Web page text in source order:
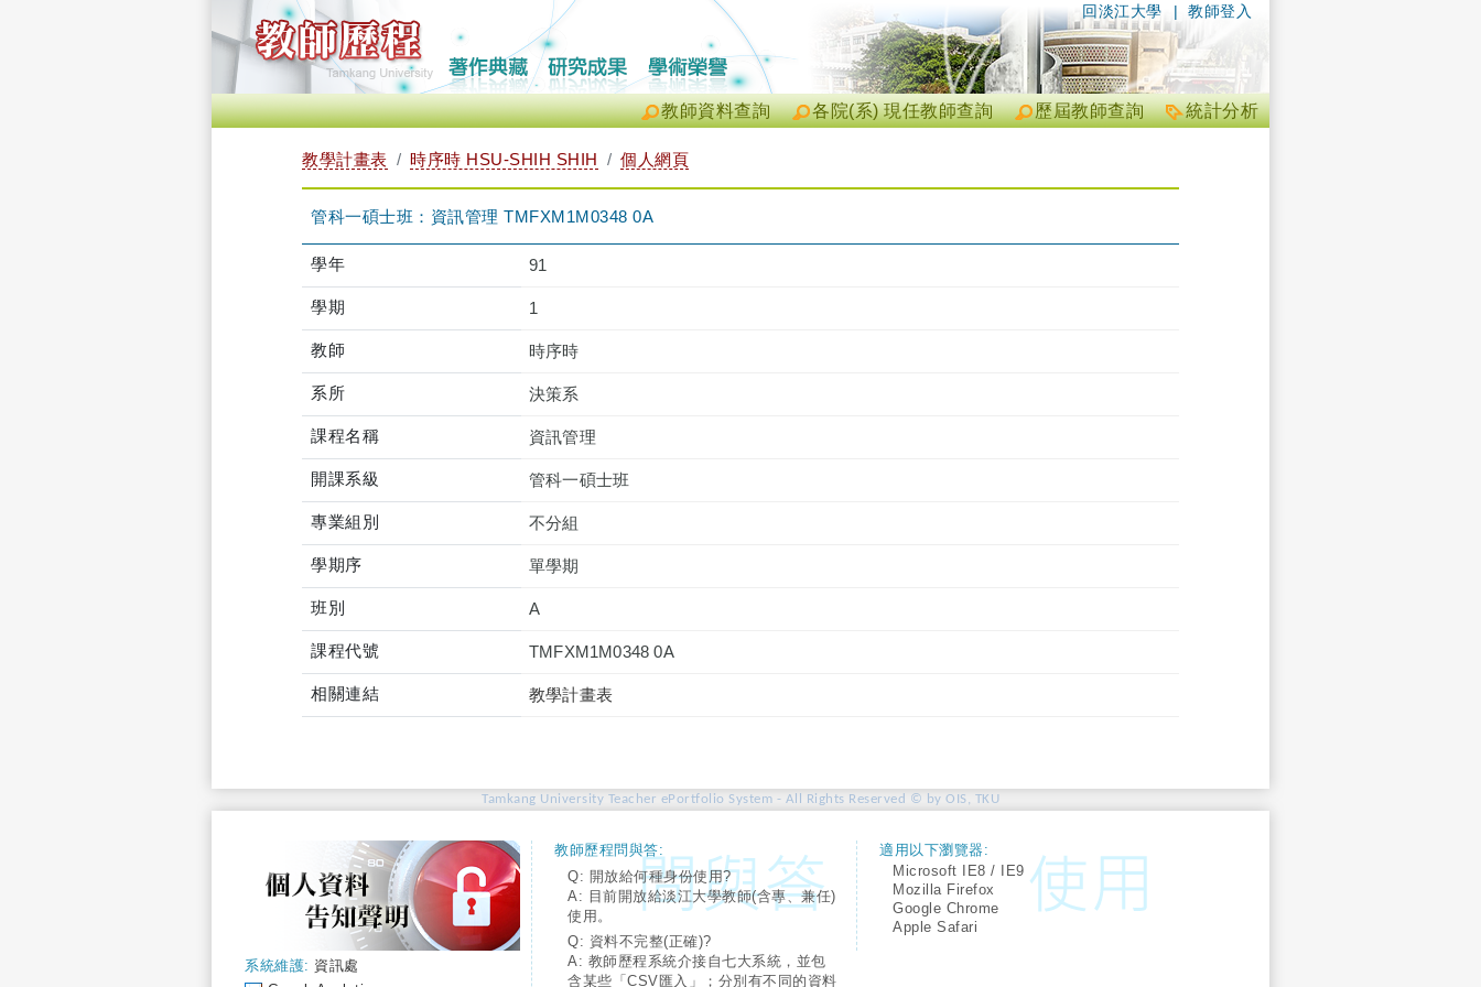
| 教師登入
回淡江大學
統計分析
歷屆教師查詢
各院(系) 現任教師查詢
教師資料查詢
教學計畫表 時序時 HSU-SHIH SHIH 個人網頁
管科一碩士班：資訊管理 TMFXM1M0348 0A
學年 91
學期 1
教師 時序時
系所 決策系
課程名稱 資訊管理
開課系級 管科一碩士班
專業組別 不分組
學期序 單學期
班別 A
課程代號 TMFXM1M0348 0A
相關連結 教學計畫表
Tamkang University Teacher ePortfolio System - All Rights Reserved © by OIS, TKU
系統維護: 資訊處
教師歷程問與答:
Q: 開放給何種身份使用?
A: 目前開放給淡江大學教師(含專、兼任)
使用。
Q: 資料不完整(正確)?
A: 教師歷程系統介接自七大系統，並包
含某些「CSV匯入」；分別有不同的資料
適用以下瀏覽器:
Microsoft IE8 / IE9
Mozilla Firefox
Google Chrome
Apple Safari